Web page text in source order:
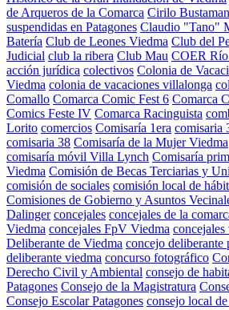
de Arqueros de la Comarca Cirilo
suspendidas en Patagones Claudio "Tano"
Batería Club de Leones Viedma Club del
Judicial club la ribera Club Mau COER
acción jurídica colectivos Colonia de
Viedma colonia de vacaciones villalonga
Comallo Comarca Comic Fest 6 Comarca
Comics Feste IV Comarca Racinguista
Lorito comercios Comisaría 1era comisaria
comisaria 38 Comisaría de la Mujer Viedma
comisaría móvil Villa Lynch Comisaría
Viedma Comisión de Becas Terciarias y
comisión de sociales comisión local de
Comisiones de Gobierno y Asuntos
Dalinger concejales concejales de la
Viedma concejales FpV Viedma concejales
Deliberante de Viedma concejo deliberante
deliberante viedma concurso fotográfico
Derecho Civil y Ambiental consejo de
Patagones Consejo de la Magistratura
Consejo Escolar Patagones consejo local